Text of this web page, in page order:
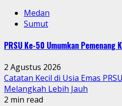
Medan
Sumut
PRSU Ke-50 Umumkan
2 Agustus 2026
Catatan Kecil di Usia Emas
Melangkah Lebih Jauh
2 min read